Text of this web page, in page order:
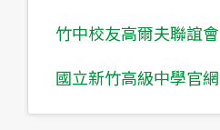
竹中校友高爾夫聯誼會
國立新竹高級中學官網